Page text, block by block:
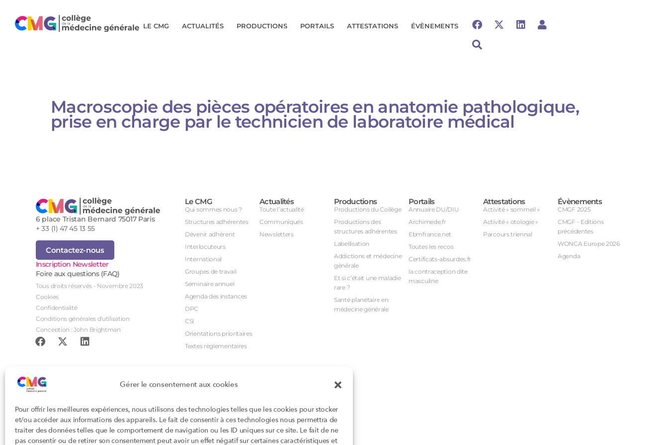
Gérer le consentement aux cookies
Pour offrir les meilleures expériences, nous utilisons des technologies telles que les cookies pour stocker
et/ou accéder aux informations des appareils. Le fait de consentir à ces technologies nous permettra de
traiter des données telles que le comportement de navigation ou les ID uniques sur ce site. Le fait de ne
pas consentir ou de retirer son consentement peut avoir un effet négatif sur certaines caractéristiques et
LE CMG ACTUALITÉS PRODUCTIONS PORTAILS ATTESTATIONS ÉVÈNEMENTS
Macroscopie des pièces opératoires en anatomie pathologique,
prise en charge par le technicien de laboratoire médical
6 place Tristan Bernard 75017 Paris
+ 33 (1) 47 45 13 55
Contactez-nous
Inscription Newsletter
Foire aux questions (FAQ)
Tous droits réservés - Novembre 2023
Cookies
Confidentialité
Conditions générales d'utilisation
Conception : John Brightman
Le CMG
Qui sommes nous ?
Structures adhérentes
Dévenir adhérent
Interlocuteurs
International
Groupes de travail
Séminaire annuel
Agenda des instances
DPC
CSI
Orientations prioritaires
Textes règlementaires
Actualités
Toute l’actualité
Communiqués
Newsletters
Productions
Productions du Collège
Productions des
structures adhérentes
Labellisation
Addictions et médecine
générale
Et si c’était une maladie
rare ?
Santé planétaire en
médecine générale
Portails
Annuaire DU/DIU
Archimede.fr
Ebmfrance.net
Toutes les recos
Certificats-absurdes.fr
la contraception dite
masculine
Attestations
Activité « sommeil »
Activité « otologie »
Parcours triennal
Évènements
CMGF 2025
CMGF - Editions
précédentes
WONCA Europe 2026
Agenda